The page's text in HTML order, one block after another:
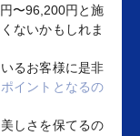
〜96,200円と施
ないかもしれま
るお客様に是非
イントとなるの
しさを保てるの